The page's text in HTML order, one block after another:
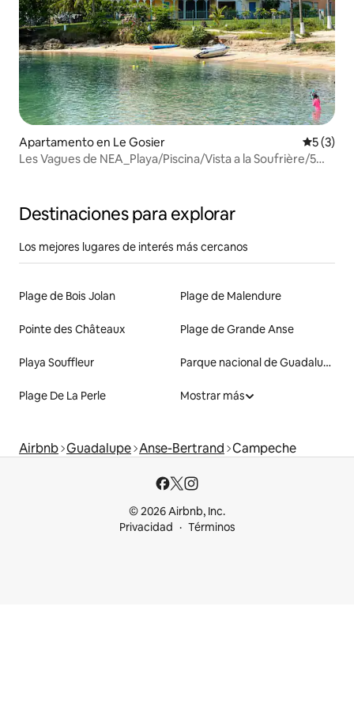
Apartamento en Le Gosier
5 (3)
Les Vagues de NEA_Playa/Piscina/Vista a la Soufrière/5
Destinaciones para explorar
Los mejores lugares de interés más cercanos
Plage de Bois Jolan Plage de Malendure
Pointe des Châteaux Plage de Grande Anse
Playa Souffleur Parque nacional de Guadalupe
Plage De La Perle Mostrar más
Airbnb Guadalupe Anse-Bertrand Campeche
© 2026 Airbnb, Inc.
Privacidad
Términos